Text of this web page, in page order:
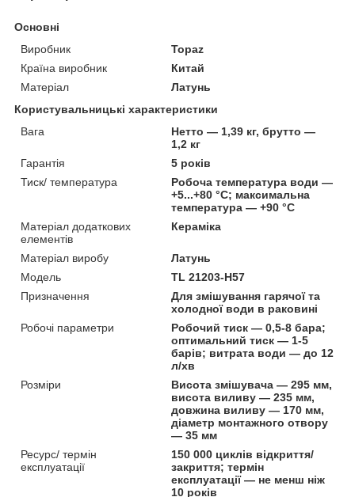
Основні
Виробник
Topaz
Країна виробник
Китай
Матеріал
Латунь
Користувальницькі характеристики
Вага
Нетто — 1,39 кг, брутто —
1,2 кг
Гарантія
5 років
Тиск/ температура
Робоча температура води —
+5...+80 °C; максимальна
температура — +90 °C
Матеріал додаткових
елементів
Кераміка
Матеріал виробу
Латунь
Мoдель
TL 21203-H57
Призначення
Для змішування гарячої та
холодної води в раковині
Робочі параметри
Робочий тиск — 0,5-8 бара;
оптимальний тиск — 1-5
барів; витрата води — до 12
л/хв
Розміри
Висота змішувача — 295 мм,
висота виливу — 235 мм,
довжина виливу — 170 мм,
діаметр монтажного отвору
— 35 мм
Ресурс/ термін
експлуатації
150 000 циклів відкриття/
закриття; термін
експлуатації — не менш ніж
10 років